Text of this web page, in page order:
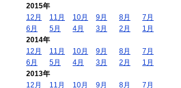
2015年
12月
11月 10月 9月 8月
7月
6月
5月 4月 3月 2月
1月
2014年
12月
11月 10月 9月 8月
7月
6月
5月 4月 3月 2月
1月
2013年
12月
11月 10月 9月 8月 7月